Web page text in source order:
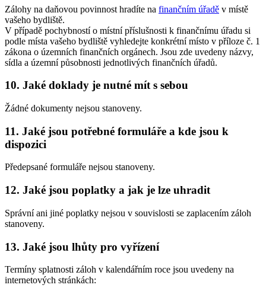
Zálohy na daňovou povinnost hradíte na finančním úřadě v místě
vašeho bydliště.
V případě pochybností o místní příslušnosti k finančnímu úřadu si
podle místa vašeho bydliště vyhledejte konkrétní místo v příloze č. 1
zákona o územních finančních orgánech. Jsou zde uvedeny názvy,
sídla a územní působnosti jednotlivých finančních úřadů.
10. Jaké doklady je nutné mít s sebou
Žádné dokumenty nejsou stanoveny.
11. Jaké jsou potřebné formuláře a kde jsou k
dispozici
Předepsané formuláře nejsou stanoveny.
12. Jaké jsou poplatky a jak je lze uhradit
Správní ani jiné poplatky nejsou v souvislosti se zaplacením záloh
stanoveny.
13. Jaké jsou lhůty pro vyřízení
Termíny splatnosti záloh v kalendářním roce jsou uvedeny na
internetových stránkách: